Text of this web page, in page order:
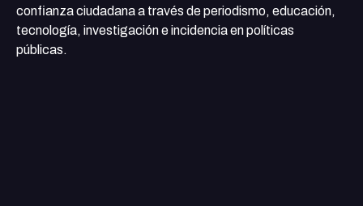
confianza ciudadana a través de periodismo, educación,
tecnología, investigación e incidencia en políticas
públicas.